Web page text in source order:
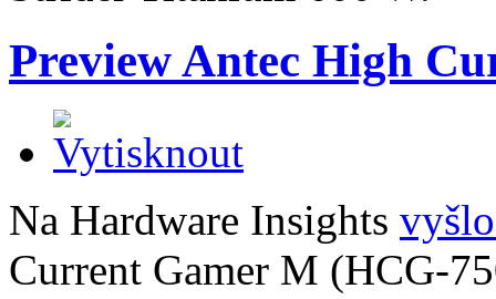
Preview Antec High
Na Hardware Insights
Current Gamer M (HCG-